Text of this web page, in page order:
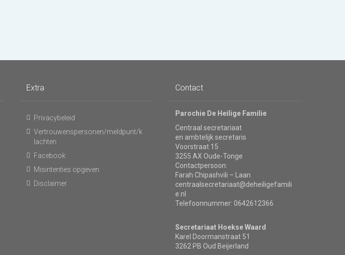
Extra
Privacybeleid
Vertrouwenspersonen/meldpunt/k
lachten
Facebook
Misintenties opgeven
Disclaimer
Contact
Parochie De Heilige Familie
Centraal secretariaat
en ambtelijk secretaris
Voorstraat 15
3255 AX Oude-Tonge
Contactpersoon:
Farah Chipashvili – Laan
centraalsecretariaat@deheiligefamili
e.nl
Telefoonnummer: 0642612366
Secretariaat Hoekse Waard
Karel Doormanstraat 51
3262 PB Oud Beijerland